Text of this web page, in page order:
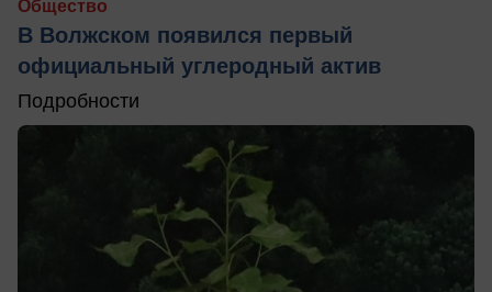
Общество
В Волжском появился первый
официальный углеродный актив
Подробности